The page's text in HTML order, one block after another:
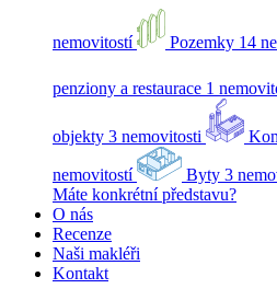
nemovitostí Pozemky 14
penziony a restaurace 1
objekty 3 nemovitosti
nemovitostí Byty 3
Máte konkrétní představu?
O nás
Recenze
Naši makléři
Kontakt